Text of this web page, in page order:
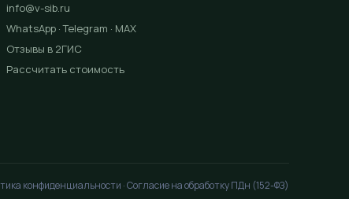
info@v-sib.ru
WhatsApp ·Telegram · MAX
Отзывы в 2ГИС
Рассчитать стоимость
конфиденциальности · Согласие на обработку ПДн (152-ФЗ)